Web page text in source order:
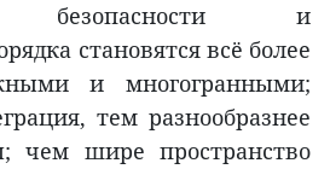
безопасности и
становятся всё более
и многогранными;
тем разнообразнее
чем шире пространство